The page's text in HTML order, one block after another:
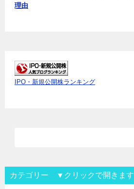
理由
IPO・新規公開株ランキング
カテゴリー ▼クリックで開きます